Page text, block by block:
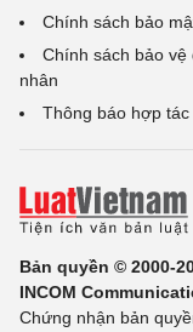
Chính sách bảo
Chính sách bảo vệ
nhân
Thông báo hợp tác
Bản quyền © 2000-
INCOM
Chứng nhận bản